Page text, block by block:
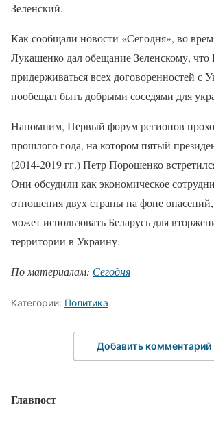
Зеленский.
Как сообщали новости «Сегодня», во
Лукашенко дал обещание Зеленскому, что
придерживаться всех договоренностей с
пообещал быть добрыми соседями для
Напомним, Первый форум регионов
прошлого года, на котором пятый
(2014-2019 гг.) Петр Порошенко
Они обсудили как экономическое
отношения двух страны на фоне
может использовать Беларусь для
территории в Украину.
По материалам: Сегодня
Категории: Политика
Добавить комментарий
Главпост